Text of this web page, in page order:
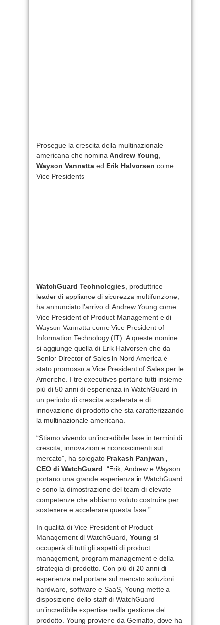
Prosegue la crescita della multinazionale
americana che nomina Andrew Young,
Wayson Vannatta ed Erik Halvorsen come
Vice Presidents
WatchGuard Technologies, produttrice
leader di appliance di sicurezza multifunzione,
ha annunciato l’arrivo di Andrew Young come
Vice President of Product Management e di
Wayson Vannatta come Vice President of
Information Technology (IT). A queste nomine
si aggiunge quella di Erik Halvorsen che da
Senior Director of Sales in Nord America è
stato promosso a Vice President of Sales per le
Americhe. I tre executives portano tutti insieme
più di 50 anni di esperienza in WatchGuard in
un periodo di crescita accelerata e di
innovazione di prodotto che sta caratterizzando
la multinazionale americana.
“Stiamo vivendo un’incredibile fase in termini di
crescita, innovazioni e riconoscimenti sul
mercato”, ha spiegato Prakash Panjwani,
CEO di WatchGuard. “Erik, Andrew e Wayson
portano una grande esperienza in WatchGuard
e sono la dimostrazione del team di elevate
competenze che abbiamo voluto costruire per
sostenere e accelerare questa fase.”
In qualità di Vice President of Product
Management di WatchGuard, Young si
occuperà di tutti gli aspetti di product
management, program management e della
strategia di prodotto. Con più di 20 anni di
esperienza nel portare sul mercato soluzioni
hardware, software e SaaS, Young mette a
disposizione dello staff di WatchGuard
un’incredibile expertise nellla gestione del
prodotto. Young proviene da Gemalto, dove ha